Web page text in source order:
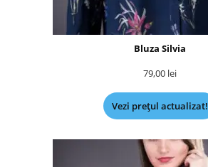
Bluza Silvia
79,00 lei
Vezi prețul actualizat!